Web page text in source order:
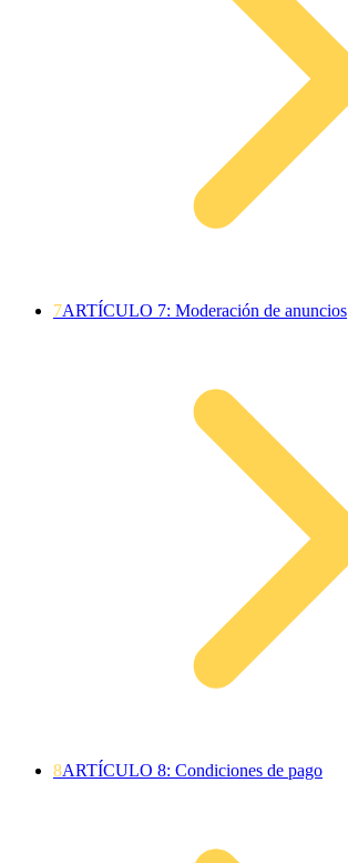
7ARTÍCULO 7: Moderación de anuncios
8ARTÍCULO 8: Condiciones de pago